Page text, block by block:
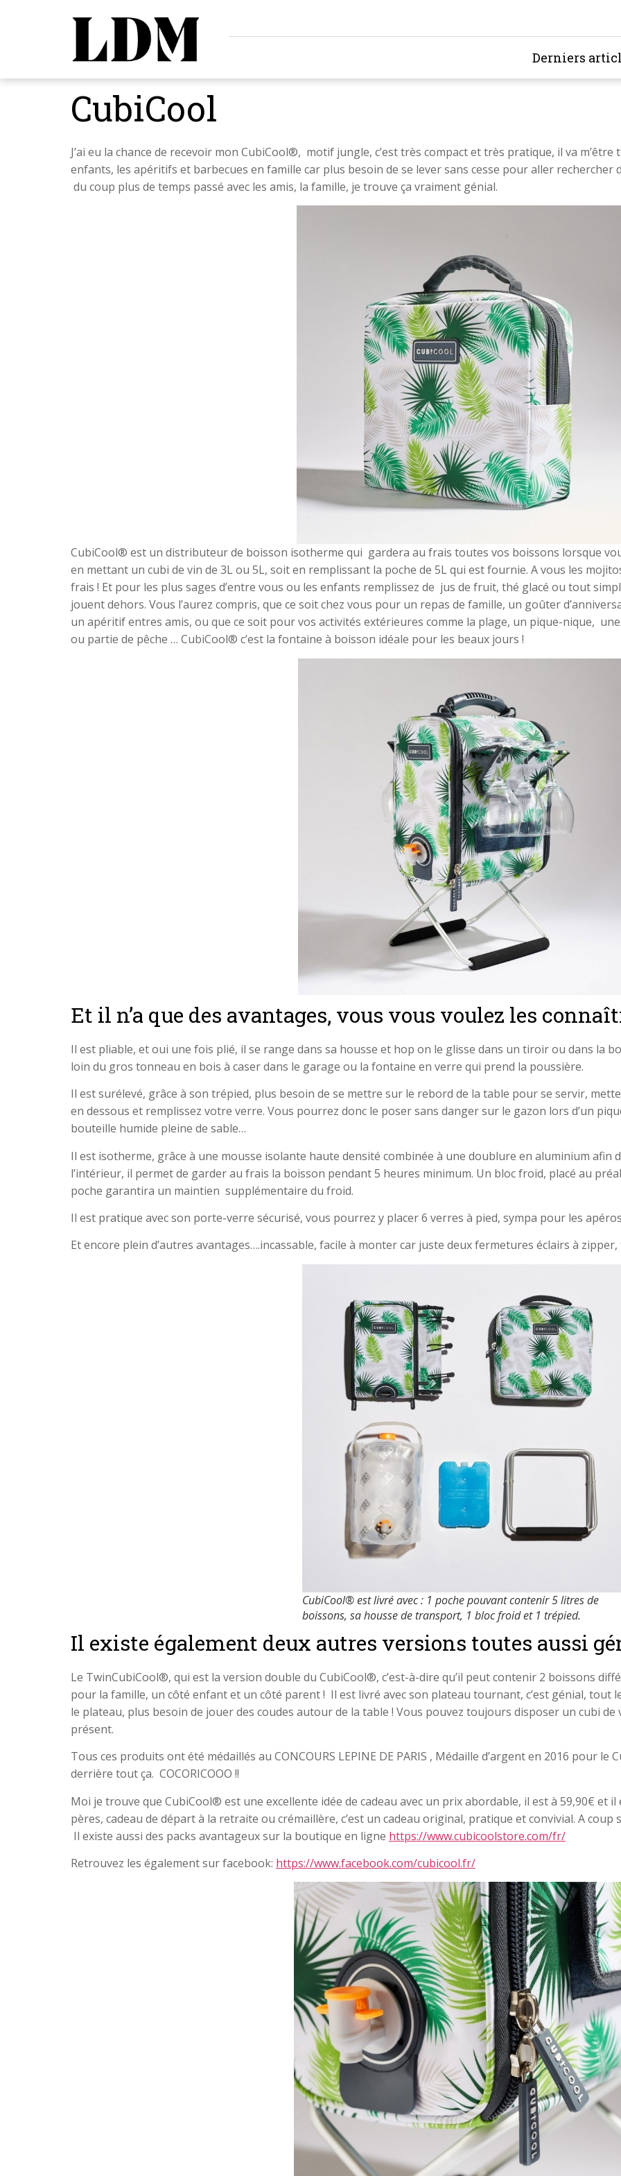
Derniers
CubiCool
J’ai eu la chance de recevoir mon CubiCool®, motif jungle, c’est très compact et très pratique, il va
enfants, les apéritifs et barbecues en famille car plus besoin de se lever sans cesse pour aller rechercher
du coup plus de temps passé avec les amis, la famille, je trouve ça vraiment génial.
CubiCool® est un distributeur de boisson isotherme qui gardera au frais toutes vos boissons lorsque
en mettant un cubi de vin de 3L ou 5L, soit en remplissant la poche de 5L qui est fournie. A vous les
frais ! Et pour les plus sages d’entre vous ou les enfants remplissez de jus de fruit, thé glacé ou tout
jouent dehors. Vous l’aurez compris, que ce soit chez vous pour un repas de famille, un goûter
un apéritif entres amis, ou que ce soit pour vos activités extérieures comme la plage, un pique-nique,
ou partie de pêche … CubiCool® c’est la fontaine à boisson idéale pour les beaux jours !
Et il n’a que des avantages, vous vous voulez les
Il est pliable, et oui une fois plié, il se range dans sa housse et hop on le glisse dans un tiroir ou dans la
loin du gros tonneau en bois à caser dans le garage ou la fontaine en verre qui prend la poussière.
Il est surélevé, grâce à son trépied, plus besoin de se mettre sur le rebord de la table pour se servir,
en dessous et remplissez votre verre. Vous pourrez donc le poser sans danger sur le gazon lors d’un
bouteille humide pleine de sable…
Il est isotherme, grâce à une mousse isolante haute densité combinée à une doublure en aluminium
l’intérieur, il permet de garder au frais la boisson pendant 5 heures minimum. Un bloc froid, placé au
poche garantira un maintien supplémentaire du froid.
Il est pratique avec son porte-verre sécurisé, vous pourrez y placer 6 verres à pied, sympa pour les
Et encore plein d’autres avantages….incassable, facile à monter car juste deux fermetures éclairs à
CubiCool® est livré avec : 1 poche pouvant contenir 5 litres de
boissons, sa housse de transport, 1 bloc froid et 1 trépied.
Il existe également deux autres versions toutes aussi
Le TwinCubiCool®, qui est la version double du CubiCool®, c’est-à-dire qu’il peut contenir 2 boissons
pour la famille, un côté enfant et un côté parent ! Il est livré avec son plateau tournant, c’est génial, tout
le plateau, plus besoin de jouer des coudes autour de la table ! Vous pouvez toujours disposer un cubi
présent.
Tous ces produits ont été médaillés au CONCOURS LEPINE DE PARIS , Médaille d’argent en 2016 pour le
derrière tout ça. COCORICOOO !!
Moi je trouve que CubiCool® est une excellente idée de cadeau avec un prix abordable, il est à 59,90€ et
pères, cadeau de départ à la retraite ou crémaillère, c’est un cadeau original, pratique et convivial. A coup
Il existe aussi des packs avantageux sur la boutique en ligne https://www.cubicoolstore.com/fr/
Retrouvez les également sur facebook: https://www.facebook.com/cubicool.fr/